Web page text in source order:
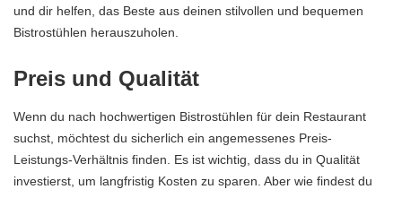
und dir helfen, das Beste aus deinen stilvollen und bequemen
Bistrostühlen herauszuholen.
Preis und Qualität
Wenn du nach hochwertigen Bistrostühlen für dein Restaurant
suchst, möchtest du sicherlich ein angemessenes Preis-
Leistungs-Verhältnis finden. Es ist wichtig, dass du in Qualität
investierst, um langfristig Kosten zu sparen. Aber wie findest du